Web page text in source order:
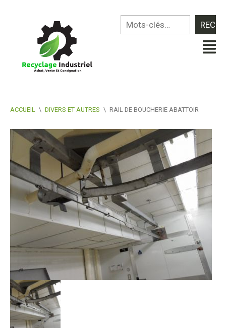
ACCUEIL \ DIVERS ET AUTRES \ RAIL DE BOUCHERIE ABATTOIR